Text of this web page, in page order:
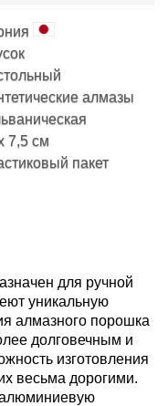
алмазы
7,5 см
пакет
для ручной
уникальную
алмазного порошка
долговечным и
изготовления
весьма дорогими.